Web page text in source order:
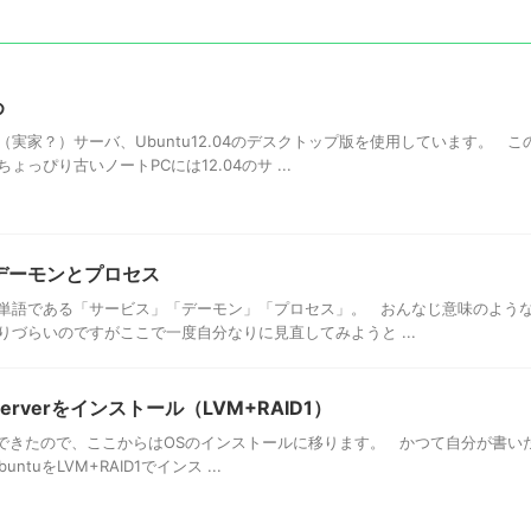
実家？）サーバ、Ubuntu12.04のデスクトップ版を使用しています。 こ
ょっぴり古いノートPCには12.04のサ ...
モンとプロセス
語である「サービス」「デーモン」「プロセス」。 おんなじ意味のよう
づらいのですがここで一度自分なりに見直してみようと ...
をインストール（LVM+RAID1）
たので、ここからはOSのインストールに移ります。 かつて自分が書い
をLVM+RAID1でインス ...